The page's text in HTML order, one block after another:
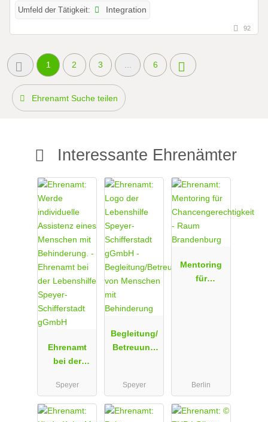
Umfeld der Tätigkeit: Integration
92
1 2 3 6
Ehrenamt Suche teilen
Interessante Ehrenämter
Ehrenamt
bei der
Speyer-
Schifferstadt
gGmbH
Speyer
Begleitung/
Betreuung
mit
Behinderun
g
Speyer
Mentoring
für
Berlin